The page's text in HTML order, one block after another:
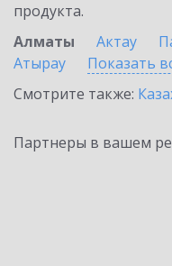
продукта.
Алматы
Актау
Атырау
Показать
Смотрите также:
Партнеры в вашем